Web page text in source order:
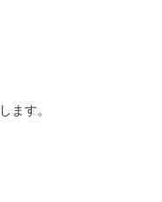
します。